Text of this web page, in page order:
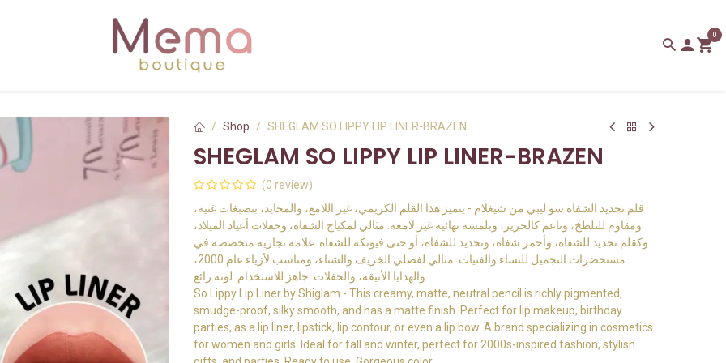
0
Shop SHEGLAM SO LIPPY LIP LINER-BRAZEN
SHEGLAM SO LIPPY LIP LINER-BRAZEN
(0 review)
قلم تحديد الشفاه سو ليبي من شيغلام - يتميز هذا القلم الكريمي، غير اللامع، والمحايد، بتصبغات غنية،
ومقاوم للتلطخ، وناعم كالحرير، وبلمسة نهائية غير لامعة. مثالي لمكياج الشفاه، وحفلات أعياد الميلاد،
وكقلم تحديد للشفاه، وأحمر شفاه، وتحديد للشفاه، أو حتى فيونكة للشفاه. علامة تجارية متخصصة في
مستحضرات التجميل للنساء والفتيات. مثالي لفصلي الخريف والشتاء، ومناسب لأزياء عام 2000،
So Lippy Lip Liner by Shiglam - This creamy, matte, neutral pencil is richly pigmented,
smudge-proof, silky smooth, and has a matte finish. Perfect for lip makeup, birthday
parties, as a lip liner, lipstick, lip contour, or even a lip bow. A brand specializing in cosmetics
for women and girls. Ideal for fall and winter, perfect for 2000s-inspired fashion, stylish